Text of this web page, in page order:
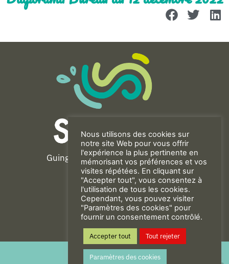
Mentions Légales
Politique de confidentialité
Guingamp-Paimpol Agglomération
11 rue de la Trinité
22200 GUINGAMP
02 96 40 23 82
CONTACT
Nous utilisons des cookies sur
notre site Web pour vous offrir
l'expérience la plus pertinente en
mémorisant vos préférences et vos
visites répétées. En cliquant sur
"Accepter tout", vous consentez à
l'utilisation de tous les cookies.
Cependant, vous pouvez visiter
"Paramètres des cookies" pour
fournir un consentement contrôlé.
Accepter tout Tout rejeter
Paramètres des cookies